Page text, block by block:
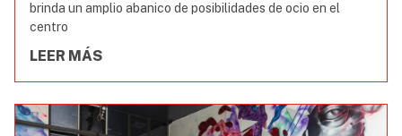
brinda un amplio abanico de posibilidades de ocio en el
centro
LEER MÁS